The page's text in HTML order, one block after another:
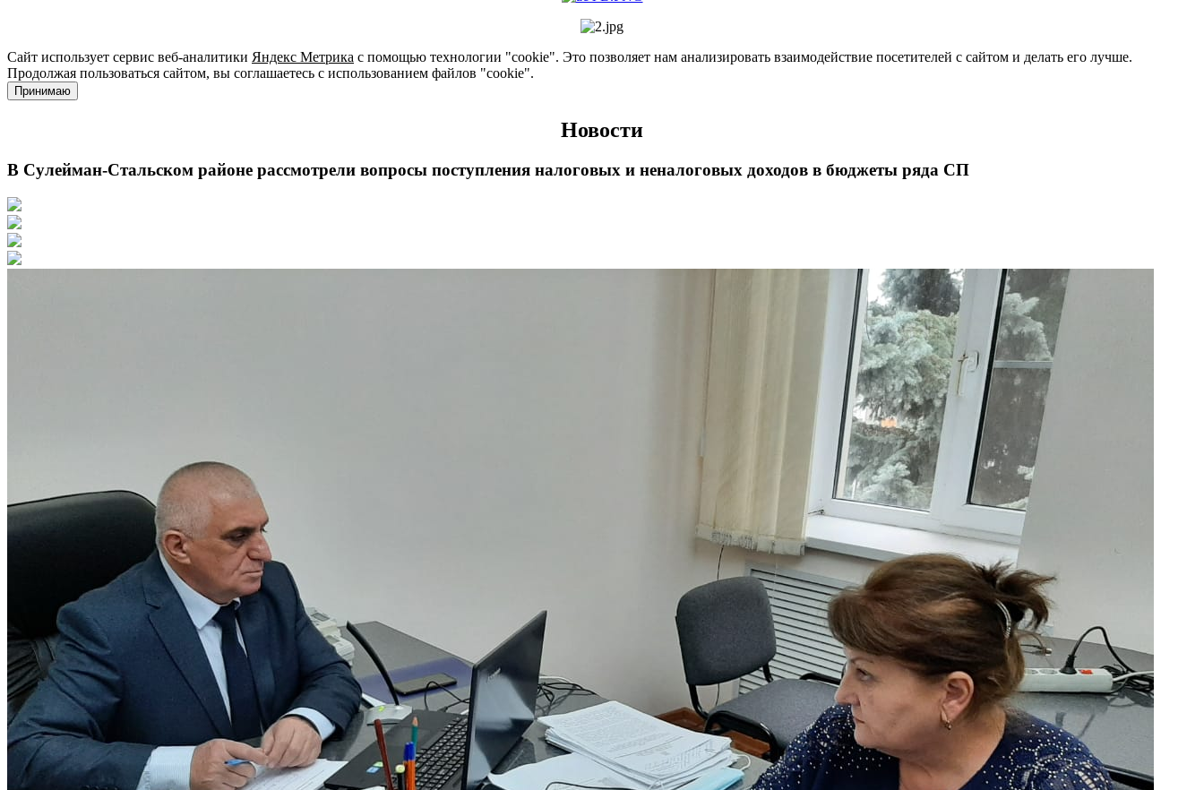
Сайт использует сервис веб-аналитики Яндекс Метрика с помощью технологии "cookie". Это позволяет нам анализировать взаимодействие посетителей с сайтом и делать его лучше.
Продолжая пользоваться сайтом, вы соглашаетесь с использованием файлов "cookie".
Принимаю
Новости
В Сулейман-Стальском районе рассмотрели вопросы поступления налоговых и неналоговых доходов в бюджеты ряда СП